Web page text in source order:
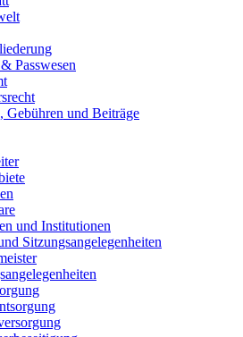
Passwesen
Gebühren und Beiträge
und Institutionen
Sitzungsangelegenheiten